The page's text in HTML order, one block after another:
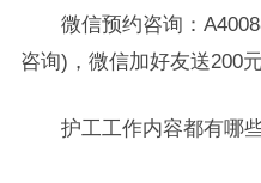
微信预约咨询：
咨询)，微信加好友送200
护工工作内容都有哪